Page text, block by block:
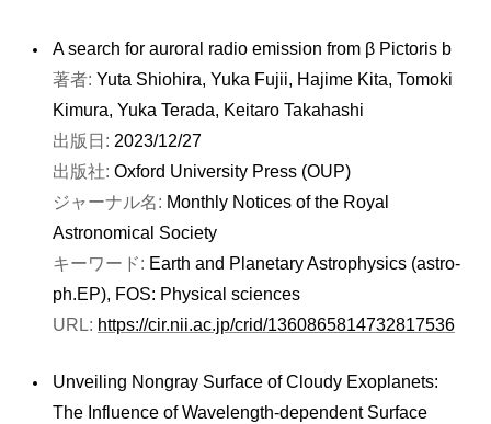
A search for auroral radio emission from β Pictoris b
著者: Yuta Shiohira, Yuka Fujii, Hajime Kita, Tomoki
Kimura, Yuka Terada, Keitaro Takahashi
出版日: 2023/12/27
出版社: Oxford University Press (OUP)
ジャーナル名: Monthly Notices of the Royal
Astronomical Society
キーワード: Earth and Planetary Astrophysics (astro-
ph.EP), FOS: Physical sciences
URL: https://cir.nii.ac.jp/crid/1360865814732817536
Unveiling Nongray Surface of Cloudy Exoplanets:
The Influence of Wavelength-dependent Surface